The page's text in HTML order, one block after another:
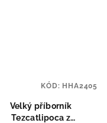
Velký příborník
Tezcatlipoca z
KÓD: HHA2405